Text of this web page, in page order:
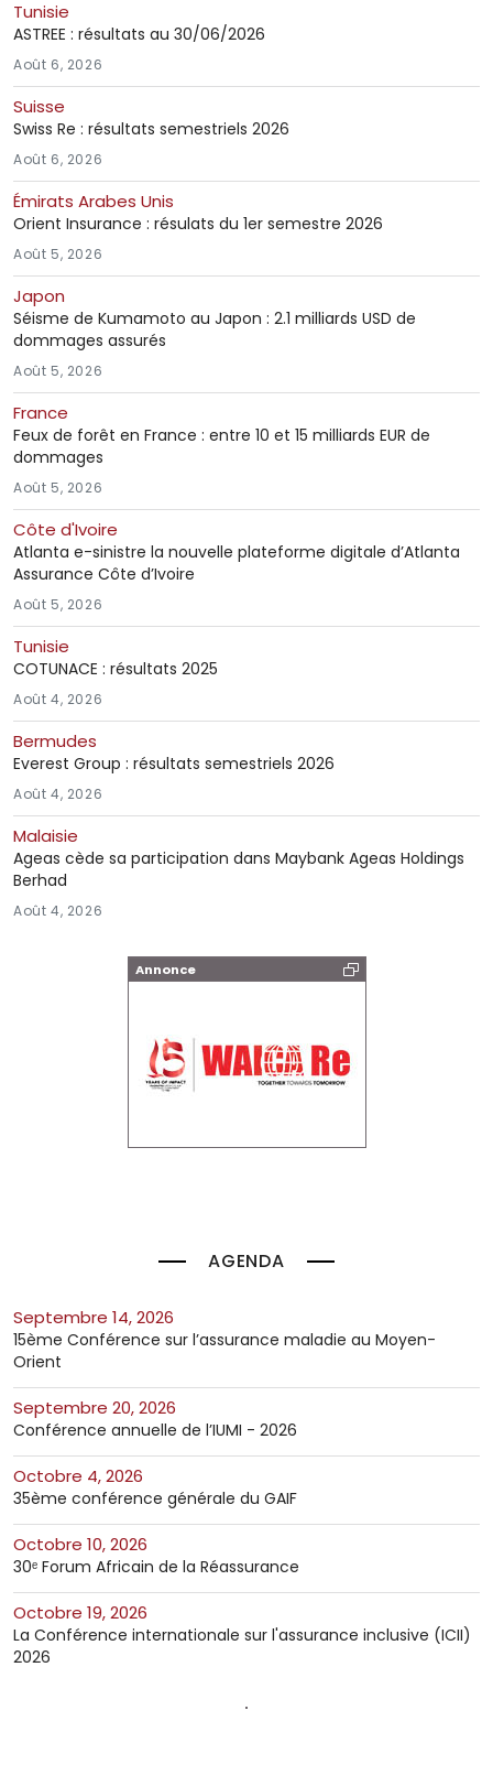
Annonce
AGENDA
septembre 14, 2026
15ème Conférence sur l’assurance maladie au Moyen-
Orient
septembre 20, 2026
Conférence annuelle de l’IUMI - 2026
octobre 4, 2026
35ème conférence générale du GAIF
octobre 10, 2026
30ᵉ Forum Africain de la Réassurance
octobre 19, 2026
La Conférence internationale sur l'assurance inclusive (ICII)
2026
Tunisie
ASTREE : résultats au 30/06/2026
Août 6, 2026
Suisse
Swiss Re : résultats semestriels 2026
Août 6, 2026
Émirats Arabes Unis
Orient Insurance : résulats du 1er semestre 2026
Août 5, 2026
Japon
Séisme de Kumamoto au Japon : 2.1 milliards USD de
dommages assurés
Août 5, 2026
France
Feux de forêt en France : entre 10 et 15 milliards EUR de
dommages
Août 5, 2026
Côte d'Ivoire
Atlanta e-sinistre la nouvelle plateforme digitale d’Atlanta
Assurance Côte d’Ivoire
Août 5, 2026
Tunisie
COTUNACE : résultats 2025
Août 4, 2026
Bermudes
Everest Group : résultats semestriels 2026
Août 4, 2026
Malaisie
Ageas cède sa participation dans Maybank Ageas Holdings
Berhad
Août 4, 2026